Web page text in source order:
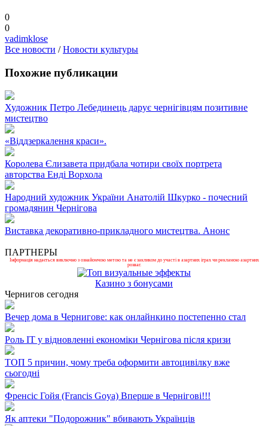
0
0
vadimklose
Все новости /Новости культуры
Похожие публикации
Художник Петро Лебединець дарує чернігівцям позитивне
мистецтво
«Віддзеркалення краси».
Королева Єлизавета придбала чотири своїх портрета
авторства Енді Ворхола
Народний художник України Анатолій Шкурко - почесний
громадянин Чернігова
Виставка декоративно-прикладного мистецтва. Анонс
ПАРТНЕРЫ
Інформація надається виключно з ознайомчою метою та не є закликом до участі в азартних іграх чи рекламою азартних
розваг.
Казино з бонусами
Чернигов сегодня
Вечер дома в Чернигове: как онлайнкино постепенно стал
Роль ІТ у відновленні економіки Чернігова після кризи
ТОП 5 причин, чому треба оформити автоцивілку вже
сьогодні
Френсіс Гойя (Francis Goya) Вперше в Чернігові!!!
Як аптеки "Подорожник" вбивають Українців